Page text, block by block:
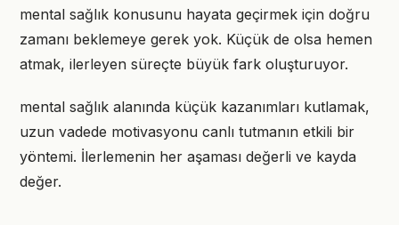
mental sağlık konusunu hayata geçirmek için doğru
zamanı beklemeye gerek yok. Küçük de olsa hemen
atmak, ilerleyen süreçte büyük fark oluşturuyor.
mental sağlık alanında küçük kazanımları kutlamak,
uzun vadede motivasyonu canlı tutmanın etkili bir
yöntemi. İlerlemenin her aşaması değerli ve kayda
değer.